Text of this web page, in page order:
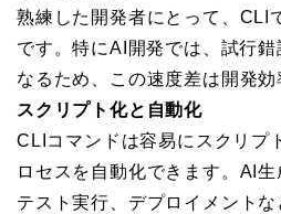
熟練した開発者にとって、CLI
です。特にAI開発では、試行
なるため、この速度差は開発効
スクリプト化と自動化
CLIコマンドは容易にスクリプ
ロセスを自動化できます。AI生
テスト実行、デプロイメント